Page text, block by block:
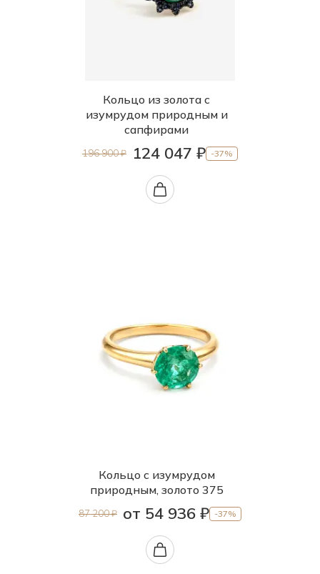
Кольцо из золота с
изумрудом природным и
сапфирами
196 900 ₽ 124 047 ₽ -37%
Кольцо с изумрудом
природным, золото 375
87 200 ₽ от 54 936 ₽ -37%